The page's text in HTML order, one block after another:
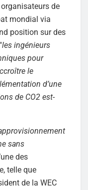
de
mondial via
position sur des
les ingénieurs
pour
le
d’une
de CO2 est-
sans
des
telle que
de la WEC